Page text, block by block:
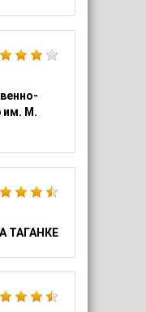
им. М.
ТАГАНКЕ